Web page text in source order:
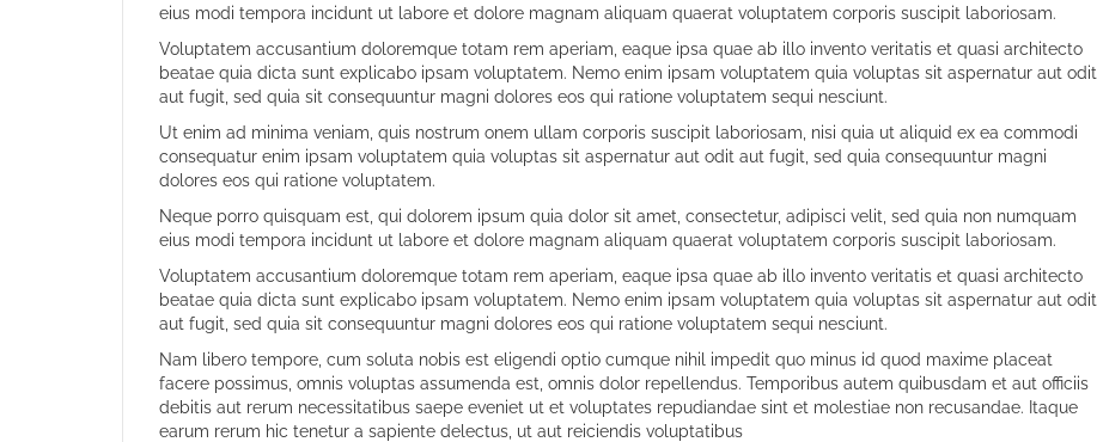
eius modi tempora incidunt ut labore et dolore magnam aliquam quaerat voluptatem corporis suscipit laboriosam.
Voluptatem accusantium doloremque totam rem aperiam, eaque ipsa quae ab illo invento veritatis et quasi architecto
beatae quia dicta sunt explicabo ipsam voluptatem. Nemo enim ipsam voluptatem quia voluptas sit aspernatur aut odit
aut fugit, sed quia sit consequuntur magni dolores eos qui ratione voluptatem sequi nesciunt.
Ut enim ad minima veniam, quis nostrum onem ullam corporis suscipit laboriosam, nisi quia ut aliquid ex ea commodi
consequatur enim ipsam voluptatem quia voluptas sit aspernatur aut odit aut fugit, sed quia consequuntur magni
dolores eos qui ratione voluptatem.
Neque porro quisquam est, qui dolorem ipsum quia dolor sit amet, consectetur, adipisci velit, sed quia non numquam
eius modi tempora incidunt ut labore et dolore magnam aliquam quaerat voluptatem corporis suscipit laboriosam.
Voluptatem accusantium doloremque totam rem aperiam, eaque ipsa quae ab illo invento veritatis et quasi architecto
beatae quia dicta sunt explicabo ipsam voluptatem. Nemo enim ipsam voluptatem quia voluptas sit aspernatur aut odit
aut fugit, sed quia sit consequuntur magni dolores eos qui ratione voluptatem sequi nesciunt.
Nam libero tempore, cum soluta nobis est eligendi optio cumque nihil impedit quo minus id quod maxime placeat
facere possimus, omnis voluptas assumenda est, omnis dolor repellendus. Temporibus autem quibusdam et aut officiis
debitis aut rerum necessitatibus saepe eveniet ut et voluptates repudiandae sint et molestiae non recusandae. Itaque
earum rerum hic tenetur a sapiente delectus, ut aut reiciendis voluptatibus